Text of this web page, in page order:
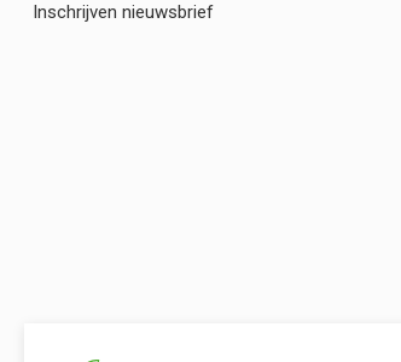
Inschrijven nieuwsbrief